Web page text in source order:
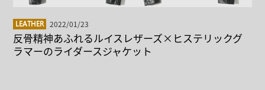
LEATHER 2022/01/23
反骨精神あふれるルイスレザーズ×ヒステリックグ
ラマーのライダースジャケット